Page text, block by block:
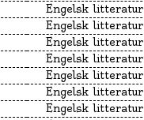
Engelsk litteratur
Engelsk litteratur
Engelsk litteratur
Engelsk litteratur
Engelsk litteratur
Engelsk litteratur
Engelsk litteratur